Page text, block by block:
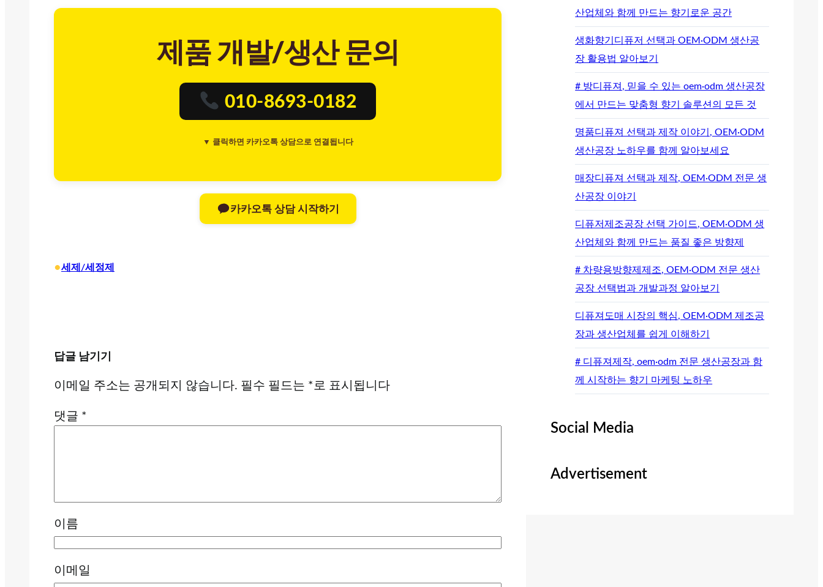
제품 개발/생산 문의
010-8693-0182
▼ 클릭하면 카카오톡 상담으로 연결됩니다
카카오톡 상담 시작하기
•세제/세정제
답글 남기기
이메일 주소는 공개되지 않습니다. 필수 필드는 *로 표시됩니다
댓글 *
이름
이메일
산업체와 함께 만드는 향기로운 공간
생화향기디퓨저 선택과 OEM·ODM 생산공
장 활용법 알아보기
# 방디퓨져, 믿을 수 있는 oem·odm 생산공장
에서 만드는 맞춤형 향기 솔루션의 모든 것
명품디퓨져 선택과 제작 이야기, OEM·ODM
생산공장 노하우를 함께 알아보세요
매장디퓨져 선택과 제작, OEM·ODM 전문 생
산공장 이야기
디퓨저제조공장 선택 가이드, OEM·ODM 생
산업체와 함께 만드는 품질 좋은 방향제
# 차량용방향제제조, OEM·ODM 전문 생산
공장 선택법과 개발과정 알아보기
디퓨져도매 시장의 핵심, OEM·ODM 제조공
장과 생산업체를 쉽게 이해하기
# 디퓨져제작, oem·odm 전문 생산공장과 함
께 시작하는 향기 마케팅 노하우
Social Media
Advertisement